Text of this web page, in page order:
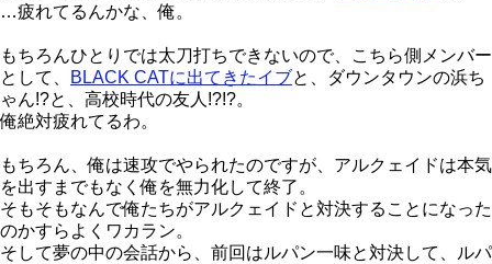
…疲れてるんかな、俺。
もちろんひとりでは太刀打ちできないので、こちら側メンバー
として、
BLACK CATに出てきたイブと、ダウンタウンの浜ち
ゃん!?と、高校時代の友人!?!?。
俺絶対疲れてるわ。
もちろん、俺は速攻でやられたのですが、アルクェイドは本気
を出すまでもなく俺を無力化して終了。
そもそもなんで俺たちがアルクェイドと対決することになった
のかすらよくワカラン。
そして夢の中の会話から、前回はルパン一味と対決して、ルパ